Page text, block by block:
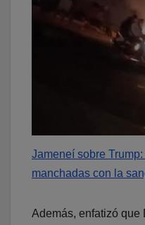
Jameneí sobre
manchadas con la
Además, enfatizó que